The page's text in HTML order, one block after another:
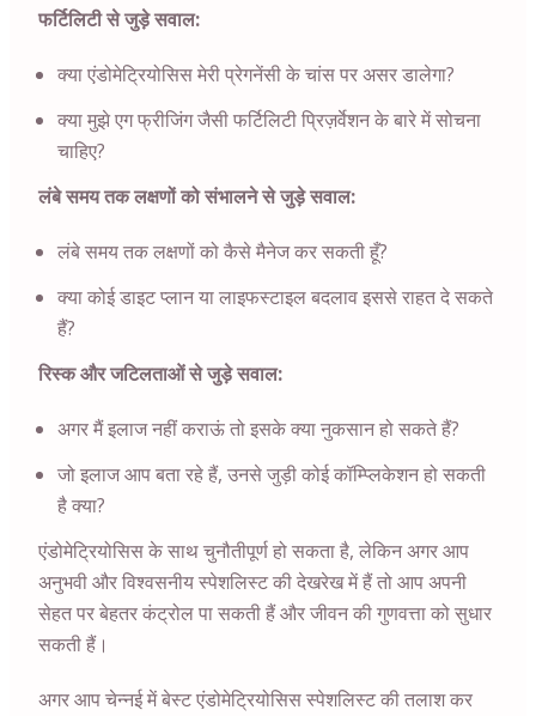
फर्टिलिटी से जुड़े सवाल:
क्या एंडोमेट्रियोसिस मेरी प्रेगनेंसी के चांस पर असर डालेगा?
क्या मुझे एग फ्रीजिंग जैसी फर्टिलिटी प्रिज़र्वेशन के बारे में सोचना
चाहिए?
लंबे समय तक लक्षणों को संभालने से जुड़े सवाल:
लंबे समय तक लक्षणों को कैसे मैनेज कर सकती हूँ?
क्या कोई डाइट प्लान या लाइफस्टाइल बदलाव इससे राहत दे सकते
हैं?
रिस्क और जटिलताओं से जुड़े सवाल:
अगर मैं इलाज नहीं कराऊं तो इसके क्या नुकसान हो सकते हैं?
जो इलाज आप बता रहे हैं, उनसे जुड़ी कोई कॉम्प्लिकेशन हो सकती
है क्या?
एंडोमेट्रियोसिस के साथ चुनौतीपूर्ण हो सकता है, लेकिन अगर आप
अनुभवी और विश्वसनीय स्पेशलिस्ट की देखरेख में हैं तो आप अपनी
सेहत पर बेहतर कंट्रोल पा सकती हैं और जीवन की गुणवत्ता को सुधार
सकती हैं।
अगर आपचेन्नईमें बेस्ट एंडोमेट्रियोसिस स्पेशलिस्ट की तलाश कर